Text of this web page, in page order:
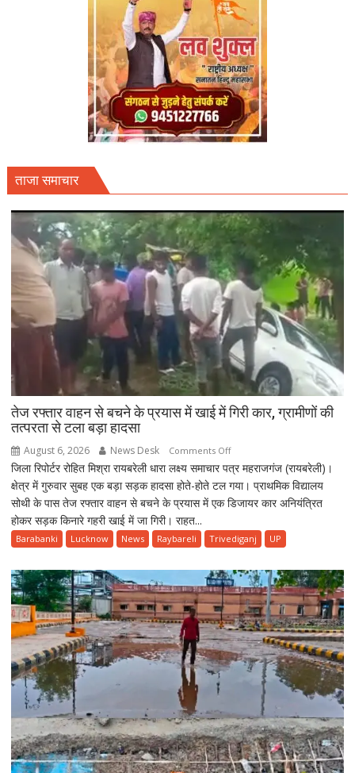
ताजा समाचार
तेज रफ्तार वाहन से बचने के प्रयास में खाई में गिरी कार, ग्रामीणों की
तत्परता से टला बड़ा हादसा
August 6, 2026 News Desk Comments Offon
तेज
रफ्तार
वाहन
बचने
प्रयास
में
खाई
में
गिरी
कार,
तत्परता
से
टला
बड़ा
जिला रिपोर्टर रोहित मिश्रा रायबरेली धारा लक्ष्य समाचार पत्र महराजगंज (रायबरेली)।
क्षेत्र में गुरुवार सुबह एक बड़ा सड़क हादसा होते-होते टल गया। प्राथमिक विद्यालय
सोथी के पास तेज रफ्तार वाहन से बचने के प्रयास में एक डिजायर कार अनियंत्रित
होकर सड़क किनारे गहरी खाई में जा गिरी। राहत...
Barabanki Lucknow News Raybareli Trivediganj UP